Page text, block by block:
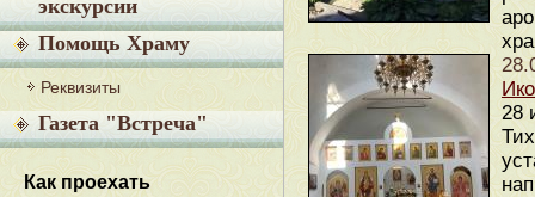
экскурсии
Помощь Храму
Реквизиты
Газета "Встреча"
Как проехать
28